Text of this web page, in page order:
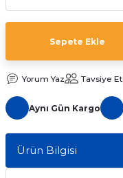
Sepete Ekle
Yorum Yaz Tavsiye Et
Aynı Gün Kargo
Ürün Bilgisi